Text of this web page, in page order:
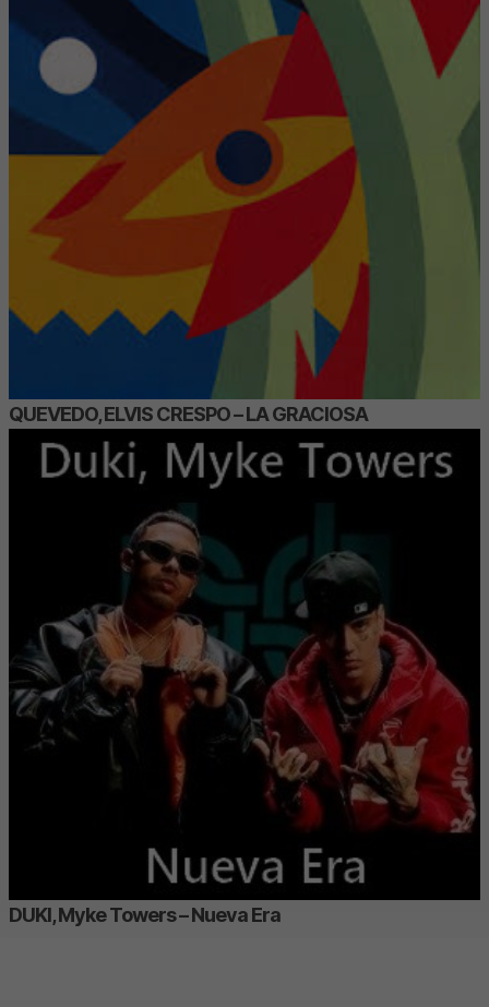
QUEVEDO, ELVIS CRESPO – LA GRACIOSA
DUKI, Myke Towers – Nueva Era